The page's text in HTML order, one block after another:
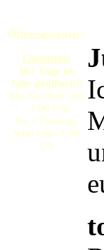
Öffnungszeiten:
Gloggnitz:
365 Tage im
Jahr geöffnet!!!
Mo-Sa: 8:00 Uhr
- 1:00 Uhr
So + Feiertag:
9:00 Uhr- 1:00
Uh